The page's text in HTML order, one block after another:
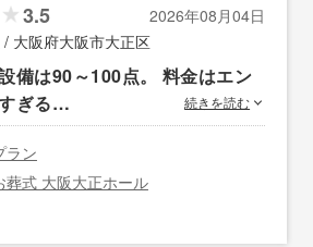
3.5
2026年08月04日
/ 大阪府大阪市大正区
備は90～100点。 料金はエン
ぎる…
続きを読む
ラン
葬式 大阪大正ホール